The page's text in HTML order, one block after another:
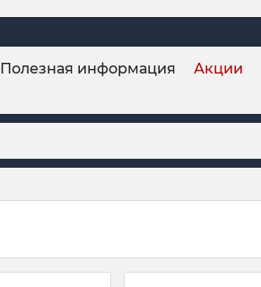
Полезная информация Акции